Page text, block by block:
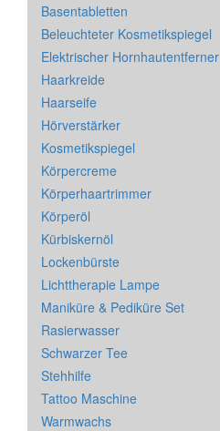
Basentabletten
Beleuchteter Kosmetikspiegel
Elektrischer Hornhautentferner
Haarkreide
Haarseife
Hörverstärker
Kosmetikspiegel
Körpercreme
Körperhaartrimmer
Körperöl
Kürbiskernöl
Lockenbürste
Lichttherapie Lampe
Maniküre & Pediküre Set
Rasierwasser
Schwarzer Tee
Stehhilfe
Tattoo Maschine
Warmwachs